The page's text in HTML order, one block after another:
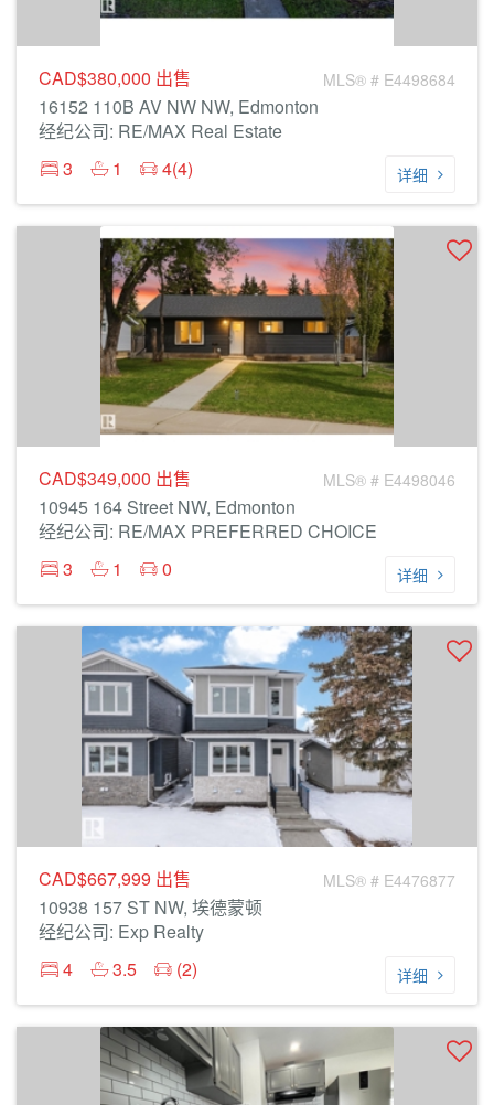
CAD$380,000 出售 MLS® # E4498684
16152 110B AV NW NW, Edmonton
经纪公司: RE/MAX Real Estate
3
1 4(4) 详细
CAD$349,000 出售 MLS® # E4498046
10945 164 Street NW, Edmonton
经纪公司: RE/MAX PREFERRED CHOICE
3
1 0 详细
CAD$667,999 出售 MLS® # E4476877
10938 157 ST NW, 埃德蒙顿
经纪公司: Exp Realty
4
3.5 (2) 详细